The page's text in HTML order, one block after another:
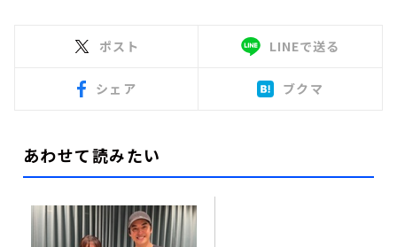
ポスト LINEで送る
シェア ブクマ
あわせて読みたい